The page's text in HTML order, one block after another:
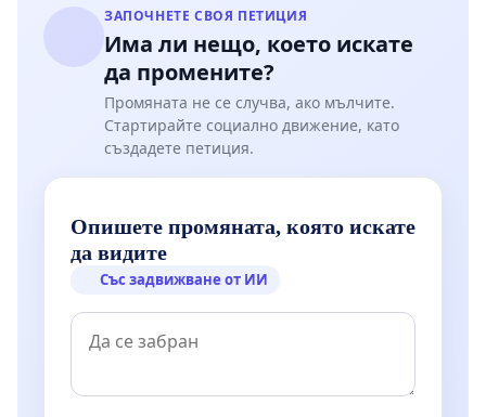
ЗАПОЧНЕТЕ СВОЯ ПЕТИЦИЯ
Има ли нещо, което искате
да промените?
Промяната не се случва, ако мълчите.
Стартирайте социално движение, като
създадете петиция.
Опишете промяната, която искате
да видите
Със задвижване от ИИ